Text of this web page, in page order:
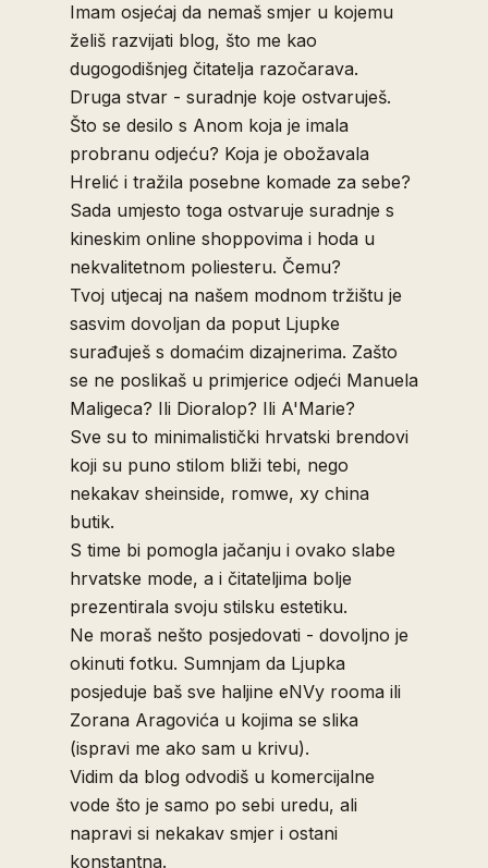
Imam osjećaj da nemaš smjer u kojemu
želiš razvijati blog, što me kao
dugogodišnjeg čitatelja razočarava.
Druga stvar - suradnje koje ostvaruješ.
Što se desilo s Anom koja je imala
probranu odjeću? Koja je obožavala
Hrelić i tražila posebne komade za sebe?
Sada umjesto toga ostvaruje suradnje s
kineskim online shoppovima i hoda u
nekvalitetnom poliesteru. Čemu?
Tvoj utjecaj na našem modnom tržištu je
sasvim dovoljan da poput Ljupke
surađuješ s domaćim dizajnerima. Zašto
se ne poslikaš u primjerice odjeći Manuela
Maligeca? Ili Dioralop? Ili A'Marie?
Sve su to minimalistički hrvatski brendovi
koji su puno stilom bliži tebi, nego
nekakav sheinside, romwe, xy china
butik.
S time bi pomogla jačanju i ovako slabe
hrvatske mode, a i čitateljima bolje
prezentirala svoju stilsku estetiku.
Ne moraš nešto posjedovati - dovoljno je
okinuti fotku. Sumnjam da Ljupka
posjeduje baš sve haljine eNVy rooma ili
Zorana Aragovića u kojima se slika
(ispravi me ako sam u krivu).
Vidim da blog odvodiš u komercijalne
vode što je samo po sebi uredu, ali
napravi si nekakav smjer i ostani
konstantna.